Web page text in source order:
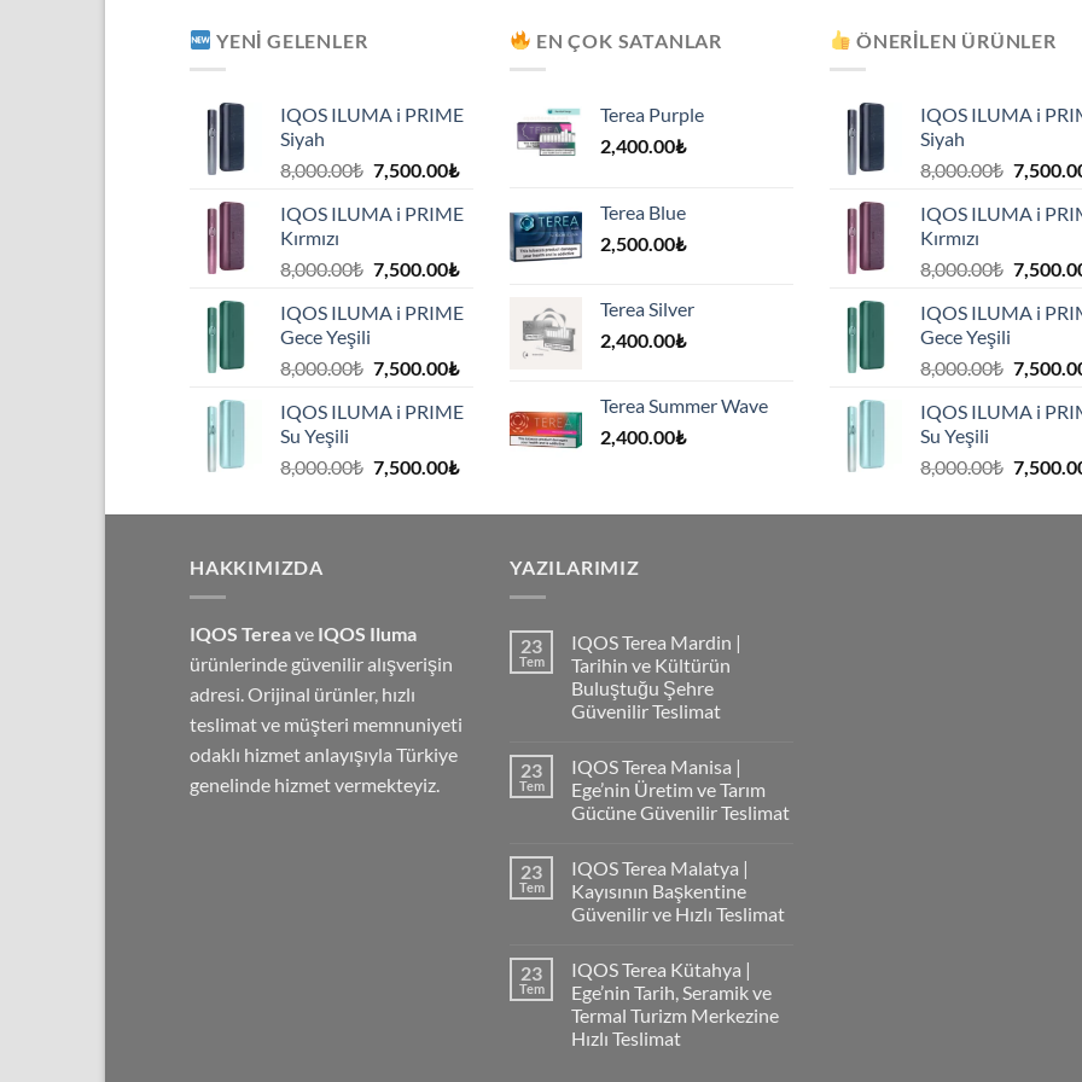
YENI GELENLER
IQOS ILUMA i PRIME
Siyah
8,000.00₺ Orijinal
8,000.00₺.
7,500.00₺Şu
fiyat:
7,500.00₺.
IQOS ILUMA i PRIME
Kırmızı
8,000.00₺ Orijinal
8,000.00₺.
7,500.00₺Şu
fiyat:
7,500.00₺.
IQOS ILUMA i PRIME
Gece Yeşili
8,000.00₺ Orijinal
8,000.00₺.
7,500.00₺Şu
fiyat:
7,500.00₺.
IQOS ILUMA i PRIME
Su Yeşili
8,000.00₺ Orijinal
8,000.00₺.
7,500.00₺Şu
fiyat:
EN ÇOK SATANLAR
Terea Purple
2,400.00₺
Terea Blue
2,500.00₺
Terea Silver
2,400.00₺
Terea Summer Wave
2,400.00₺
ÖNERILEN ÜRÜNLER
IQOS ILUMA i
Siyah
8,000.00₺ Orijinal
IQOS ILUMA i
Kırmızı
8,000.00₺ Orijinal
IQOS ILUMA i
Gece Yeşili
8,000.00₺ Orijinal
IQOS ILUMA i
Su Yeşili
8,000.00₺ Orijinal
HAKKIMIZDA
IQOS Tereave IQOS Iluma
ürünlerinde güvenilir alışverişin
adresi. Orijinal ürünler, hızlı
teslimat ve müşteri memnuniyeti
odaklı hizmet anlayışıyla Türkiye
genelinde hizmet vermekteyiz.
YAZILARIMIZ
23
Tem
IQOS Terea Mardin |
Tarihin ve Kültürün
Buluştuğu Şehre
Güvenilir Teslimat
23
Tem
IQOS Terea Manisa |
Ege’nin Üretim ve Tarım
Gücüne Güvenilir Teslimat
23
Tem
IQOS Terea Malatya |
Kayısının Başkentine
Güvenilir ve Hızlı Teslimat
23
Tem
IQOS Terea Kütahya |
Ege’nin Tarih, Seramik ve
Termal Turizm Merkezine
Hızlı Teslimat